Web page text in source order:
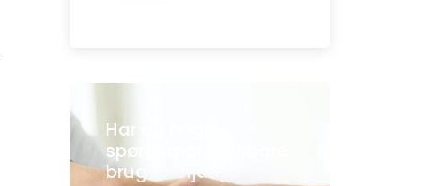
Har du nogle
spørgsmål eller bare
brug for hjælp?